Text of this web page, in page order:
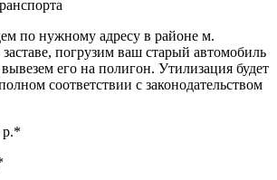
по нужному адресу в районе м.
заставе, погрузим ваш старый автомобиль
его на полигон. Утилизация будет
соответствии с законодательством
*